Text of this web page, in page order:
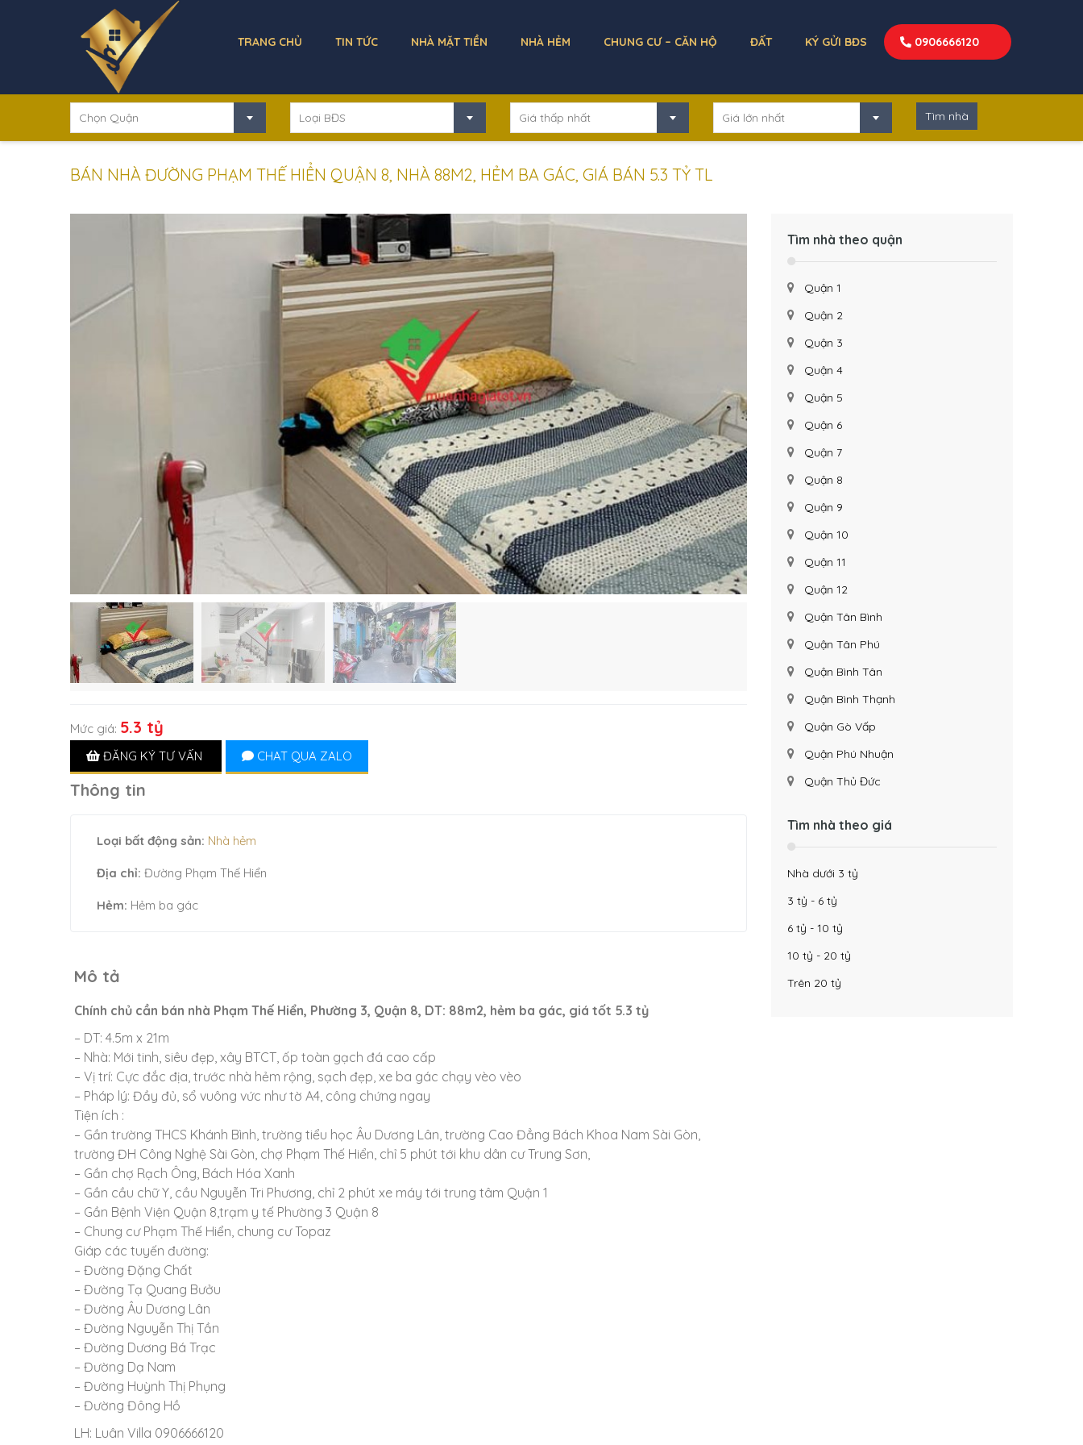
TRANG CHỦ TIN TỨC NHÀ MẶT TIỀN NHÀ HẺM CHUNG CƯ – CĂN HỘ ĐẤT KÝ GỬI BĐS 0906666120
BÁN NHÀ ĐƯỜNG PHẠM THẾ HIỂN QUẬN 8, NHÀ 88M2, HẺM BA GÁC, GIÁ BÁN 5.3 TỶ TL
Chọn Quận Loại BĐS Giá thấp nhất Giá lớn nhất
Mức giá: 5.3 tỷ
ĐĂNG KÝ TƯ VẤN CHAT QUA ZALO
Thông tin
Loại bất động sản: Nhà hẻm
Địa chỉ: Đường Phạm Thế Hiển
Hẻm: Hẻm ba gác
Mô tả
Chính chủ cần bán nhà Phạm Thế Hiển, Phường 3, Quận 8, DT: 88m2, hẻm ba gác, giá tốt 5.3 tỷ
– DT: 4.5m x 21m
– Nhà: Mới tinh, siêu đẹp, xây BTCT, ốp toàn gạch đá cao cấp
– Vị trí: Cực đắc địa, trước nhà hẻm rộng, sạch đẹp, xe ba gác chạy vèo vèo
– Pháp lý: Đầy đủ, sổ vuông vức như tờ A4, công chứng ngay
Tiện ích :
– Gần trường THCS Khánh Bình, trường tiểu học Âu Dương Lân, trường Cao Đẳng Bách Khoa Nam Sài Gòn,
trường ĐH Công Nghệ Sài Gòn, chợ Phạm Thế Hiển, chỉ 5 phút tới khu dân cư Trung Sơn,
– Gần chợ Rạch Ông, Bách Hóa Xanh
– Gần cầu chữ Y, cầu Nguyễn Tri Phương, chỉ 2 phút xe máy tới trung tâm Quận 1
– Gần Bệnh Viện Quận 8,trạm y tế Phường 3 Quận 8
– Chung cư Phạm Thế Hiển, chung cư Topaz
Giáp các tuyến đường:
– Đường Đặng Chất
– Đường Tạ Quang Bưởu
– Đường Âu Dương Lân
– Đường Nguyễn Thị Tần
– Đường Dương Bá Trạc
– Đường Dạ Nam
– Đường Huỳnh Thị Phụng
– Đường Đông Hồ
LH: Luân Villa 0906666120
Tìm nhà theo quận
Quận 1
Quận 2
Quận 3
Quận 4
Quận 5
Quận 6
Quận 7
Quận 8
Quận 9
Quận 10
Quận 11
Quận 12
Quận Tân Bình
Quận Tân Phú
Quận Bình Tân
Quận Bình Thạnh
Quận Gò Vấp
Quận Phú Nhuận
Quận Thủ Đức
Tìm nhà theo giá
Nhà dưới 3 tỷ
3 tỷ - 6 tỷ
6 tỷ - 10 tỷ
10 tỷ - 20 tỷ
Trên 20 tỷ